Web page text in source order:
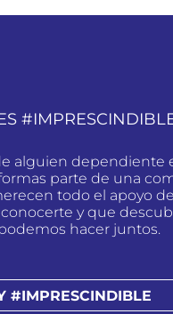
alguien dependiente
parte de una
todo el apoyo
y que
hacer juntos.
#IMPRESCINDIBLE